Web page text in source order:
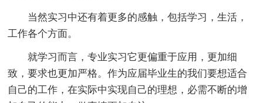
当然实习中还有着更多的感触，包括学习，生活，
工作各个方面。
就学习而言，专业实习它更偏重于应用，更加细
致，要求也更加严格。作为应届毕业生的我们要想适合
自己的工作，在实际中实现自己的理想，必需不断的增